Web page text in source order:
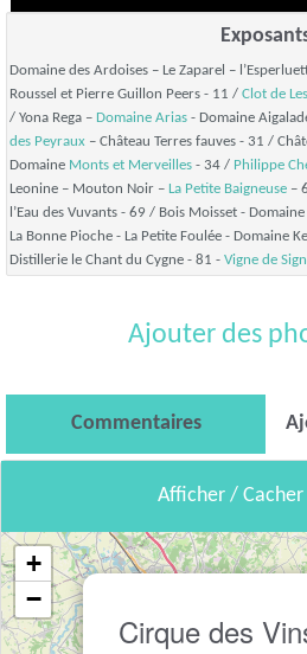
Domaine des Ardoises – Le Zaparel –
Roussel et Pierre Guillon Peers - 11 / Clot de
/ Yona Rega – Domaine Arias - Domaine
des Peyraux – Château Terres fauves - 31 /
Domaine Monts et Merveilles - 34 / Philippe
Leonine – Mouton Noir – La Petite Baigneuse –
l’Eau des Vuvants - 69 / Bois Moisset -
La Bonne Pioche - La Petite Foulée - Domaine
Distillerie le Chant du Cygne - 81 - Vigne de
Ajouter des
Commentaires
Afficher /
Cirque des
+
−